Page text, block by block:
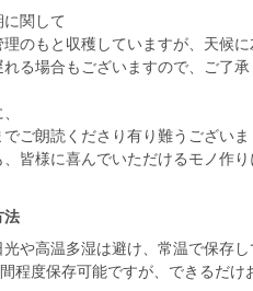
関して
理のもと収穫していますが、天候
る場合もございますので、ご了承
でご朗読くださり有り難うございま
、皆様に喜んでいただけるモノ作
法
や高温多湿は避け、常温で保存し
程度保存可能ですが、できるだけ